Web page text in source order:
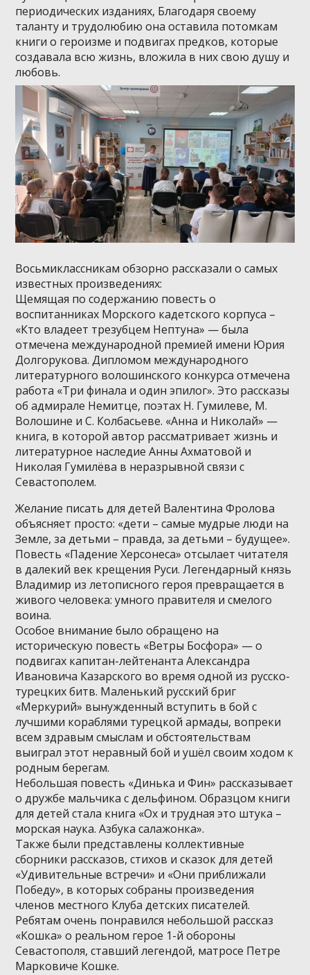
периодических изданиях, Благодаря своему
таланту и трудолюбию она оставила потомкам
книги о героизме и подвигах предков, которые
создавала всю жизнь, вложила в них свою душу и
любовь.
Восьмиклассникам обзорно рассказали о самых
известных произведениях:
Щемящая по содержанию повесть о
воспитанниках Морского кадетского корпуса –
«Кто владеет трезубцем Нептуна» — была
отмечена международной премией имени Юрия
Долгорукова. Дипломом международного
литературного волошинского конкурса отмечена
работа «Три финала и один эпилог». Это рассказы
об адмирале Немитце, поэтах Н. Гумилеве, М.
Волошине и С. Колбасьеве. «Анна и Николай» —
книга, в которой автор рассматривает жизнь и
литературное наследие Анны Ахматовой и
Николая Гумилёва в неразрывной связи с
Севастополем.
Желание писать для детей Валентина Фролова
объясняет просто: «дети – самые мудрые люди на
Земле, за детьми – правда, за детьми – будущее».
Повесть «Падение Херсонеса» отсылает читателя
в далекий век крещения Руси. Легендарный князь
Владимир из летописного героя превращается в
живого человека: умного правителя и смелого
воина.
Особое внимание было обращено на
историческую повесть «Ветры Босфора» — о
подвигах капитан-лейтенанта Александра
Ивановича Казарского во время одной из русско-
турецких битв. Маленький русский бриг
«Меркурий» вынужденный вступить в бой с
лучшими кораблями турецкой армады, вопреки
всем здравым смыслам и обстоятельствам
выиграл этот неравный бой и ушёл своим ходом к
родным берегам.
Небольшая повесть «Динька и Фин» рассказывает
о дружбе мальчика с дельфином. Образцом книги
для детей стала книга «Ох и трудная это штука –
морская наука. Азбука салажонка».
Также были представлены коллективные
сборники рассказов, стихов и сказок для детей
«Удивительные встречи» и «Они приближали
Победу», в которых собраны произведения
членов местного Клуба детских писателей.
Ребятам очень понравился небольшой рассказ
«Кошка» о реальном герое 1-й обороны
Севастополя, ставший легендой, матросе Петре
Марковиче Кошке.